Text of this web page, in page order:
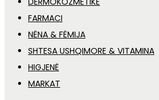
FARMACI
NËNA & FËMIJA
SHTESA USHQIMORE & VITAMINA
HIGJENË
MARKAT